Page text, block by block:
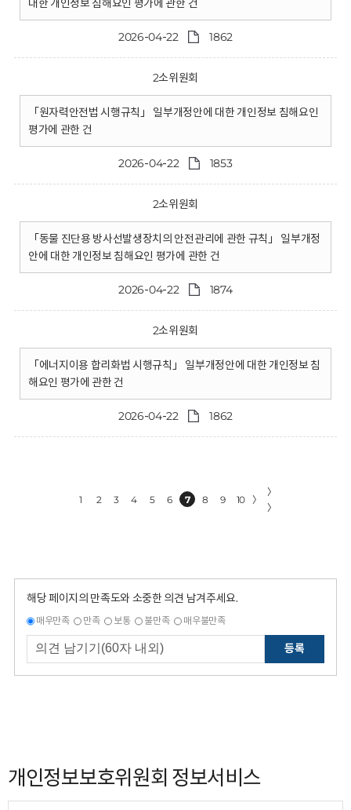
대한 개인정보 침해요인 평가에 관한 건
2026-04-22 1862
2소위원회
「원자력안전법 시행규칙」 일부개정안에 대한 개인정보 침해요인
평가에 관한 건
2026-04-22 1853
2소위원회
「동물 진단용 방사선발생장치의 안전관리에 관한 규칙」 일부개정
안에 대한 개인정보 침해요인 평가에 관한 건
2026-04-22 1874
2소위원회
「에너지이용 합리화법 시행규칙」 일부개정안에 대한 개인정보 침
해요인 평가에 관한 건
2026-04-22 1862
1 2 3 4 5 6 7 8 9 10 〉
〉
〉
해당 페이지의 만족도와 소중한 의견 남겨주세요.
매우만족 만족 보통 불만족 매우불만족
등록
개인정보보호위원회 정보서비스